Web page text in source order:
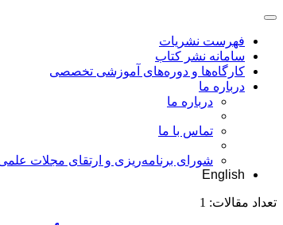
فهرست نشریات
سامانه نشر کتاب
کارگاه‌ها و دوره‌های آموزشی تخصصی
درباره ما
درباره ما
تماس با ما
شورای برنامه‌ریزی و ارتقای مجلات
English
تعداد مقالات: 1